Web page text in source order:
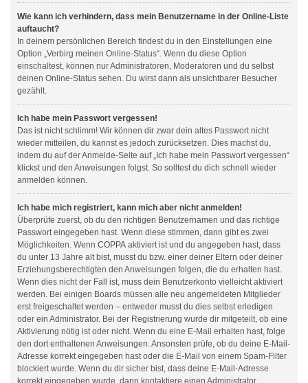
Wie kann ich verhindern, dass mein Benutzername in der Online-Liste
auftaucht?
In deinem persönlichen Bereich findest du in den Einstellungen eine
Option „Verbirg meinen Online-Status“. Wenn du diese Option
einschaltest, können nur Administratoren, Moderatoren und du selbst
deinen Online-Status sehen. Du wirst dann als unsichtbarer Besucher
gezählt.
Ich habe mein Passwort vergessen!
Das ist nicht schlimm! Wir können dir zwar dein altes Passwort nicht
wieder mitteilen, du kannst es jedoch zurücksetzen. Dies machst du,
indem du auf der Anmelde-Seite auf „Ich habe mein Passwort vergessen“
klickst und den Anweisungen folgst. So solltest du dich schnell wieder
anmelden können.
Ich habe mich registriert, kann mich aber nicht anmelden!
Überprüfe zuerst, ob du den richtigen Benutzernamen und das richtige
Passwort eingegeben hast. Wenn diese stimmen, dann gibt es zwei
Möglichkeiten. Wenn COPPA aktiviert ist und du angegeben hast, dass
du unter 13 Jahre alt bist, musst du bzw. einer deiner Eltern oder deiner
Erziehungsberechtigten den Anweisungen folgen, die du erhalten hast.
Wenn dies nicht der Fall ist, muss dein Benutzerkonto vielleicht aktiviert
werden. Bei einigen Boards müssen alle neu angemeldeten Mitglieder
erst freigeschaltet werden – entweder musst du dies selbst erledigen
oder ein Administrator. Bei der Registrierung wurde dir mitgeteilt, ob eine
Aktivierung nötig ist oder nicht. Wenn du eine E-Mail erhalten hast, folge
den dort enthaltenen Anweisungen. Ansonsten prüfe, ob du deine E-Mail-
Adresse korrekt eingegeben hast oder die E-Mail von einem Spam-Filter
blockiert wurde. Wenn du dir sicher bist, dass deine E-Mail-Adresse
korrekt eingegeben wurde, dann kontaktiere einen Administrator.